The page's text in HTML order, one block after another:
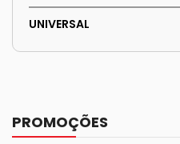
UNIVERSAL
PROMOÇÕES